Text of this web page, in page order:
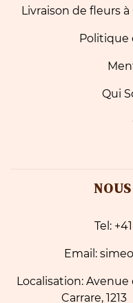
Livraison de fleurs
Politique
Qui
Tel:
Email:
Localisation:
Carrare,